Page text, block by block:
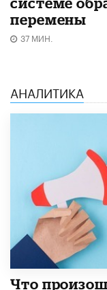
перемены
37 МИН.
АНАЛИТИКА
​Что